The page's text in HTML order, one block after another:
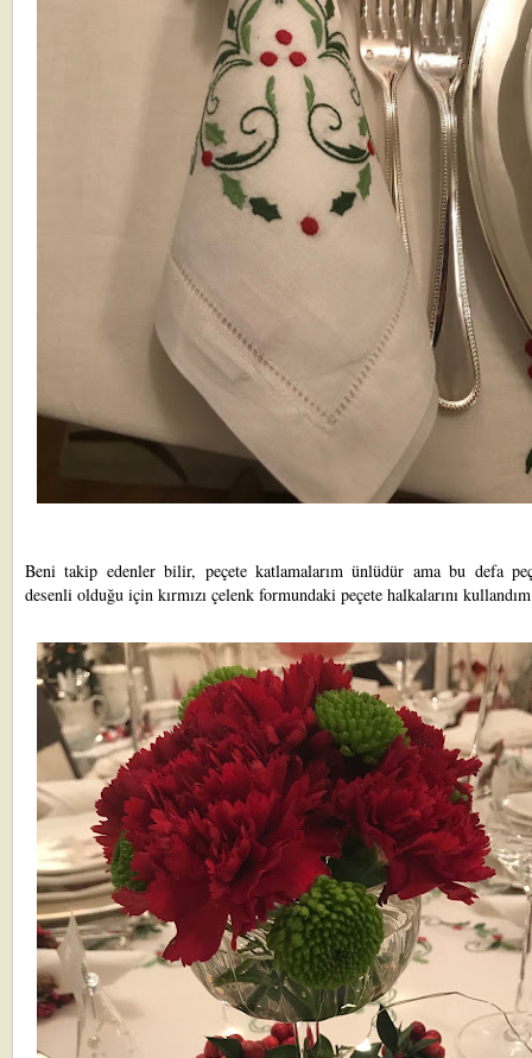
Beni takip edenler bilir, peçete katlamalarım ünlüdür ama bu defa
desenli olduğu için kırmızı çelenk formundaki peçete halkalarını